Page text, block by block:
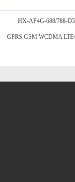
HX-AP4G-688/788-D5
GPRS GSM WCDMA